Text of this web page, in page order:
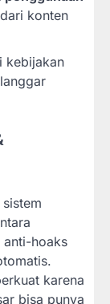
konten
kebijakan
hoaks
karena
bisa punya